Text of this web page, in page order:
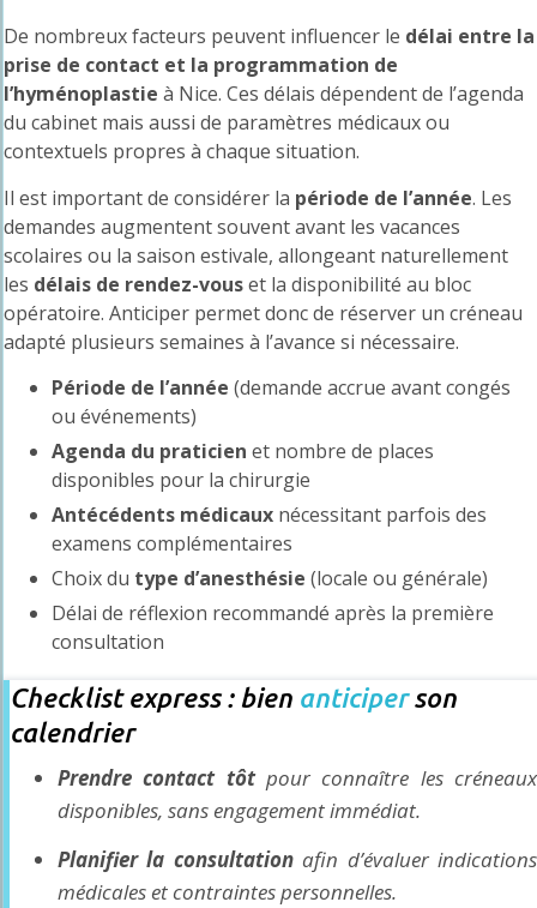
De nombreux facteurs peuvent influencer le délai entre la
prise de contact et la programmation de
l’hyménoplastie à Nice. Ces délais dépendent de l’agenda
du cabinet mais aussi de paramètres médicaux ou
contextuels propres à chaque situation.
Il est important de considérer la période de l’année. Les
demandes augmentent souvent avant les vacances
scolaires ou la saison estivale, allongeant naturellement
les délais de rendez-vouset la disponibilité au bloc
opératoire. Anticiper permet donc de réserver un créneau
adapté plusieurs semaines à l’avance si nécessaire.
Période de l’année (demande accrue avant congés
ou événements)
Agenda du praticien et nombre de places
disponibles pour la chirurgie
Antécédents médicaux nécessitant parfois des
examens complémentaires
Choix du type d’anesthésie (locale ou générale)
Délai de réflexion recommandé après la première
consultation
Checklist express : bien anticiperson
calendrier
Prendre contact tôtpour connaître les créneaux
disponibles, sans engagement immédiat.
Planifier la consultationafin d’évaluer indications
médicales et contraintes personnelles.